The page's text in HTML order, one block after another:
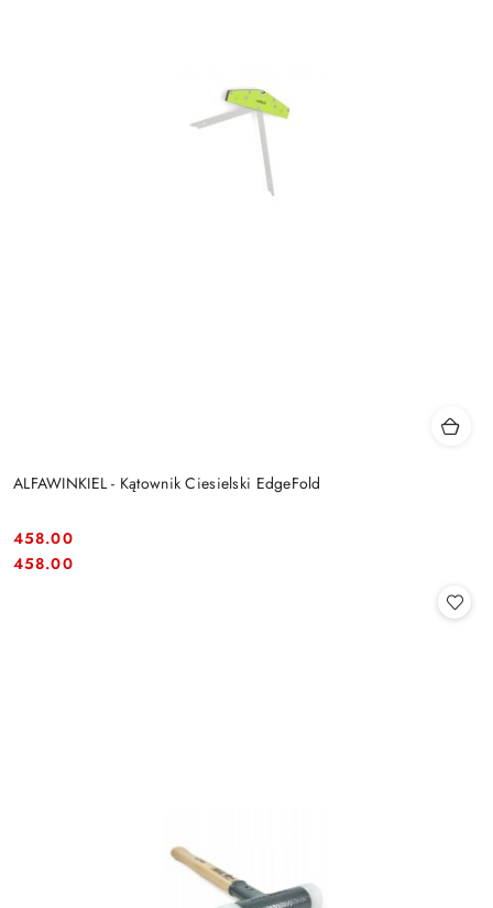
ALFAWINKIEL - Kątownik Ciesielski EdgeFold
Cena:
458.00
Cena:
458.00